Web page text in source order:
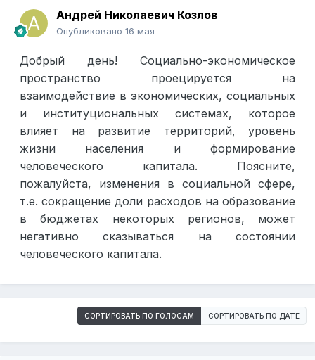
Андрей Николаевич Козлов
Опубликовано 16 мая
Добрый день! Социально-экономическое
пространство проецируется на
взаимодействие в экономических, социальных
и институциональных системах, которое
влияет на развитие территорий, уровень
жизни населения и формирование
человеческого капитала. Поясните,
пожалуйста, изменения в социальной сфере,
т.е. сокращение доли расходов на образование
в бюджетах некоторых регионов, может
негативно сказываться на состоянии
человеческого капитала.
СОРТИРОВАТЬ ПО ГОЛОСАМ СОРТИРОВАТЬ ПО ДАТЕ